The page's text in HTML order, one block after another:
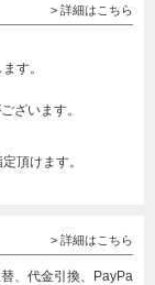
> 詳細はこちら
す。
ざいます。
頂けます。
> 詳細はこちら
、代金引換、PayPa